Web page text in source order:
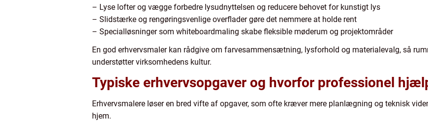
– Lyse lofter og vægge forbedre lysudnyttelsen og reducere behovet for kunstigt lys
– Slidstærke og rengøringsvenlige overflader gøre det nemmere at holde rent
– Specialløsninger som whiteboardmaling skabe fleksible møderum og projektområder
En god erhvervsmaler kan rådgive om farvesammensætning, lysforhold og materialevalg, så
understøtter virksomhedens kultur.
Typiske erhvervsopgaver og hvorfor professionel
Erhvervsmalere løser en bred vifte af opgaver, som ofte kræver mere planlægning og teknisk
hjem.